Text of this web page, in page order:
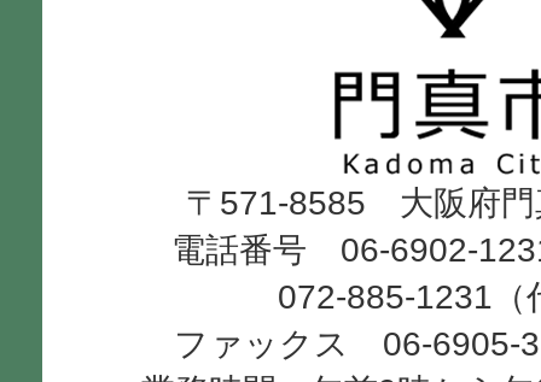
市
Kadoma
City
〒571-8585 大阪府門
電話番号 06-6902-
072-885-1231（
ファックス 06-6905-